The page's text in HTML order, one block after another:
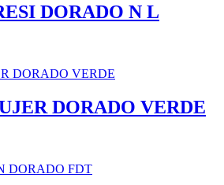
DORADO N L
DORADO VERDE